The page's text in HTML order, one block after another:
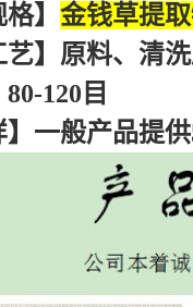
】 金钱草提
艺】原料、清
80-120目
一般产品提供